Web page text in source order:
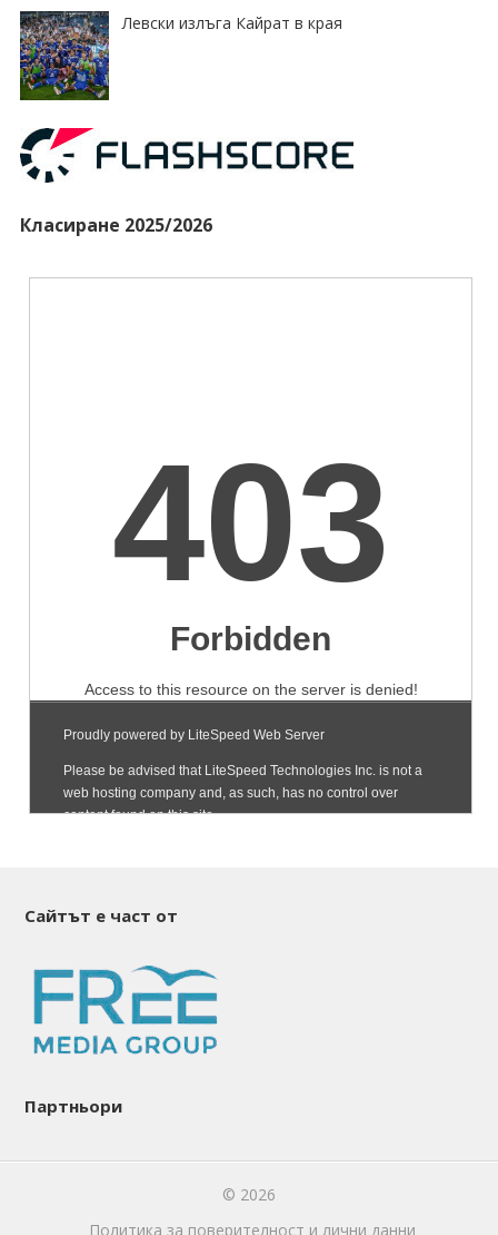
Левски излъга Кайрат в края
Класиране 2025/2026
Сайтът е част от
Партньори
© 2026
Политика за поверителност и лични данни